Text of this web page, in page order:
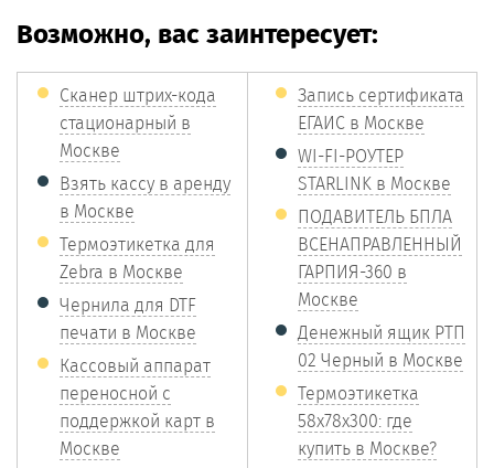
Возможно, вас заинтересует:
Сканер штрих-кода
стационарный в
Москве
Взять кассу в аренду
в Москве
Термоэтикетка для
Zebra в Москве
Чернила для DTF
печати в Москве
Кассовый аппарат
переносной с
поддержкой карт в
Москве
Запись сертификата
ЕГАИС в Москве
WI-FI-РОУТЕР
STARLINK в Москве
ПОДАВИТЕЛЬ БПЛА
ВСЕНАПРАВЛЕННЫЙ
ГАРПИЯ-360 в
Москве
Денежный ящик РТП
02 Черный в Москве
Термоэтикетка
58х78х300: где
купить в Москве?